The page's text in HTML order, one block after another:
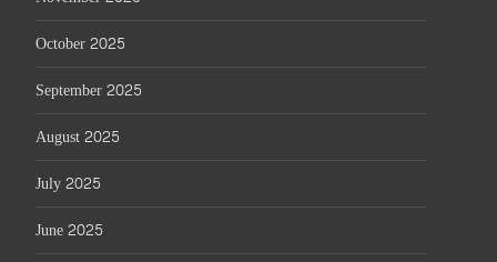
October 2025
September 2025
August 2025
July 2025
June 2025